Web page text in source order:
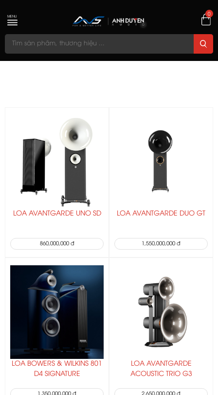
0
MENU
LOA AVANTGARDE UNO SD
860,000,000 đ
LOA AVANTGARDE DUO GT
1,550,000,000 đ
LOA BOWERS & WILKINS 801
D4 SIGNATURE
1,350,000,000 đ
LOA AVANTGARDE
ACOUSTIC TRIO G3
2,650,000,000 đ